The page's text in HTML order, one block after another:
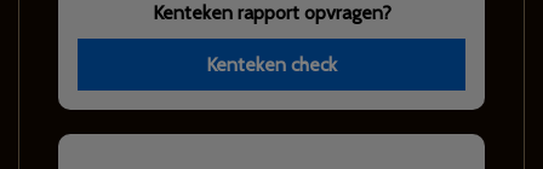
Kenteken rapport opvragen?
Kenteken check